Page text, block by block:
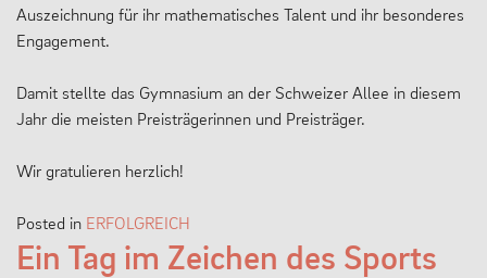
Auszeichnung für ihr mathematisches Talent und ihr besonderes
Engagement.
Damit stellte das Gymnasium an der Schweizer Allee in diesem
Jahr die meisten Preisträgerinnen und Preisträger.
Wir gratulieren herzlich!
Posted in ERFOLGREICH
Ein Tag im Zeichen des Sports